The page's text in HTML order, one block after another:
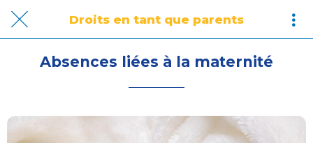
Droits en tant que parents
Absences liées à la maternité